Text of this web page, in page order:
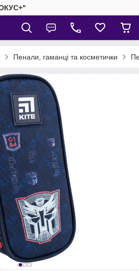
Пенали, гаманці та косметички